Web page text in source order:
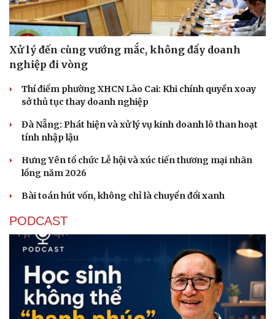
Xử lý đến cùng vướng mắc, không đẩy doanh
nghiệp đi vòng
Thí điểm phường XHCN Lào Cai: Khi chính quyền xoay
sở thủ tục thay doanh nghiệp
Đà Nẵng: Phát hiện và xử lý vụ kinh doanh lô than hoạt
tính nhập lậu
Hưng Yên tổ chức Lễ hội và xúc tiến thương mại nhãn
lồng năm 2026
Bài toán hút vốn, không chỉ là chuyển đổi xanh
PODCAST